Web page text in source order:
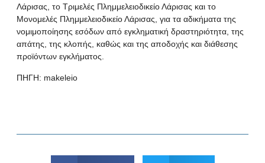
Λάρισας, το Τριμελές Πλημμελειοδικείο Λάρισας και το
Μονομελές Πλημμελειοδικείο Λάρισας, για τα αδικήματα της
νομιμοποίησης εσόδων από εγκληματική δραστηριότητα, της
απάτης, της κλοπής, καθώς και της αποδοχής και διάθεσης
προϊόντων εγκλήματος.
ΠΗΓΗ: makeleio